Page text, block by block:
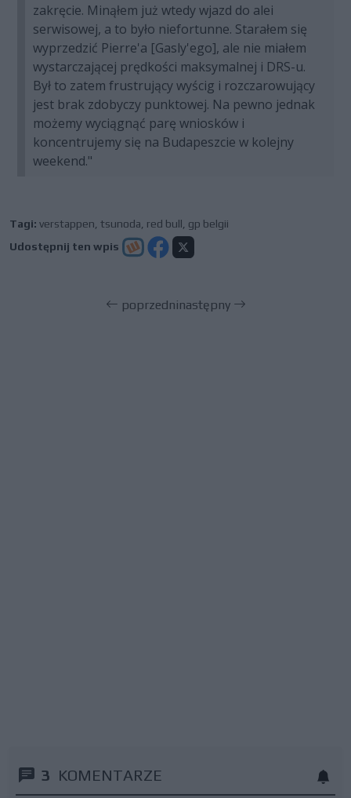
zakręcie. Minąłem już wtedy wjazd do alei
serwisowej, a to było niefortunne. Starałem się
wyprzedzić Pierre'a [Gasly'ego], ale nie miałem
wystarczającej prędkości maksymalnej i DRS-u.
Był to zatem frustrujący wyścig i rozczarowujący
jest brak zdobyczy punktowej. Na pewno jednak
możemy wyciągnąć parę wniosków i
koncentrujemy się na Budapeszcie w kolejny
weekend."
Tagi: verstappen tsunoda red bull gp belgii
Udostępnij ten wpis
poprzedninastępny
3 KOMENTARZE